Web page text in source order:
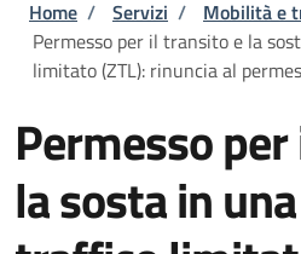
Home / Servizi / Mobilità e
Permesso per il transito e la
limitato (ZTL): rinuncia al
Permesso
la sosta in